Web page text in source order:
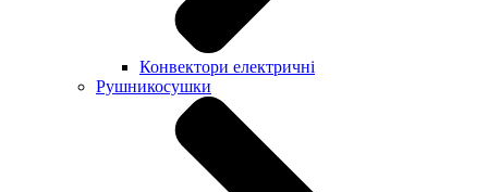
Конвектори електричні
Рушникосушки